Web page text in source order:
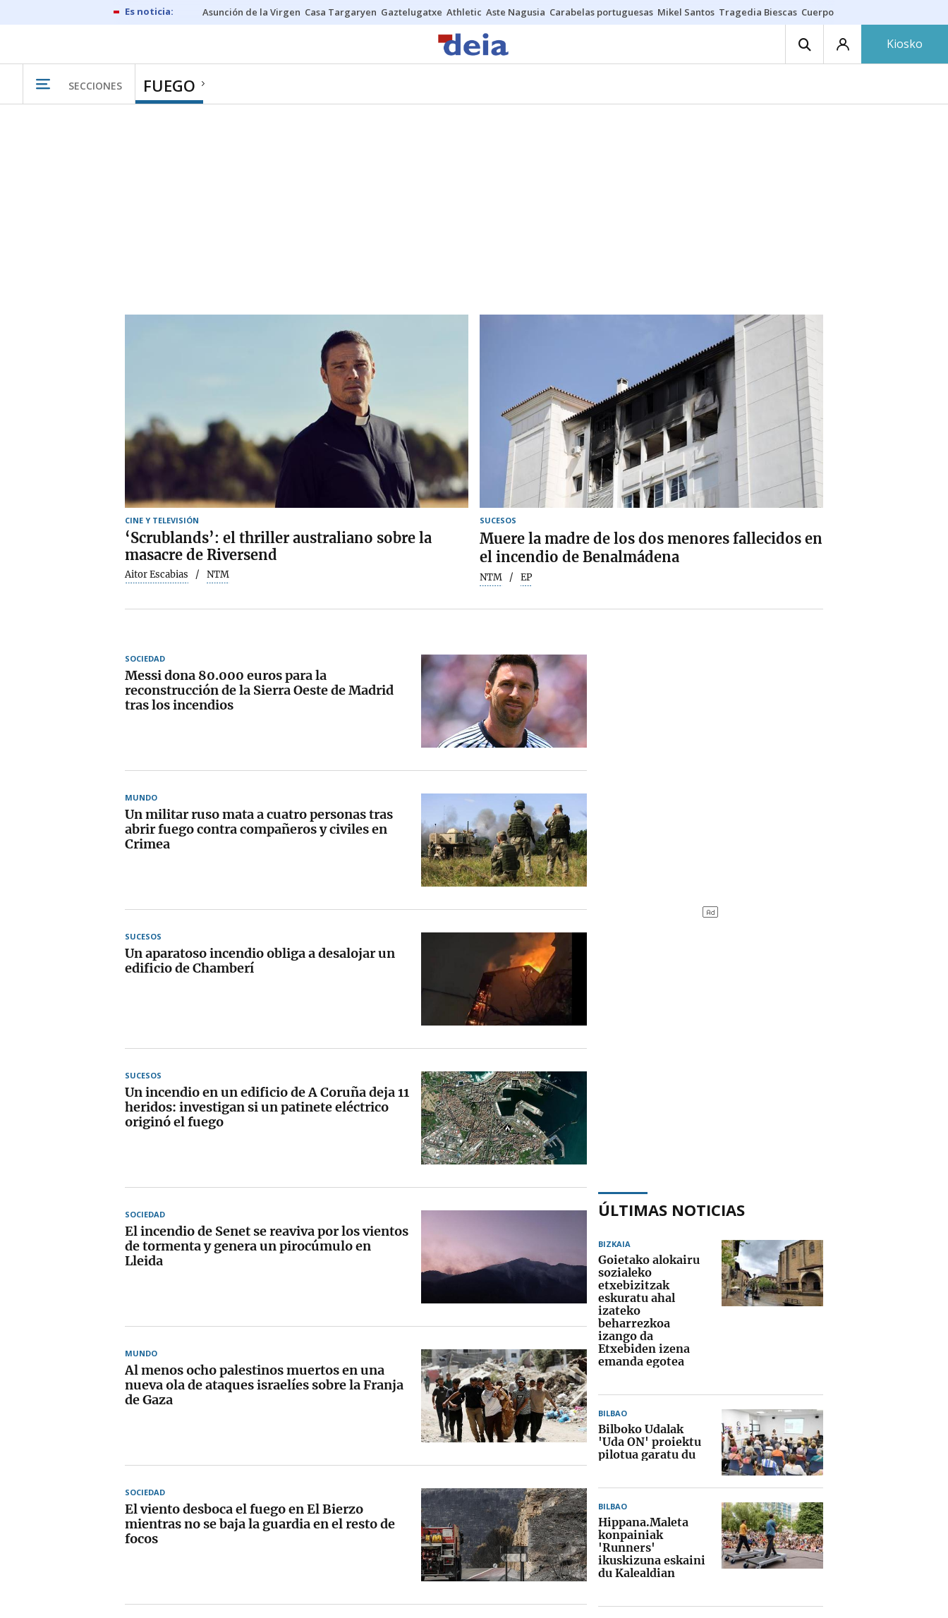
Asunción de la Virgen Casa Targaryen Gaztelugatxe Athletic Aste Nagusia Carabelas portuguesas Mikel Santos Tragedia Biescas Cuerpo ría
Kiosko
SECCIONES FUEGO
CINE Y TELEVISIÓN
‘Scrublands’: el thriller australiano sobre la
masacre de Riversend
Aitor Escabias NTM
SUCESOS
Muere la madre de los dos menores fallecidos en
el incendio de Benalmádena
NTM EP
SOCIEDAD
Messi dona 80.000 euros para la
reconstrucción de la Sierra Oeste de Madrid
tras los incendios
MUNDO
Un militar ruso mata a cuatro personas tras
abrir fuego contra compañeros y civiles en
Crimea
SUCESOS
Un aparatoso incendio obliga a desalojar un
edificio de Chamberí
SUCESOS
Un incendio en un edificio de A Coruña deja 11
heridos: investigan si un patinete eléctrico
originó el fuego
SOCIEDAD
El incendio de Senet se reaviva por los vientos
de tormenta y genera un pirocúmulo en
Lleida
MUNDO
Al menos ocho palestinos muertos en una
nueva ola de ataques israelíes sobre la Franja
de Gaza
SOCIEDAD
El viento desboca el fuego en El Bierzo
mientras no se baja la guardia en el resto de
focos
ÚLTIMAS NOTICIAS
BIZKAIA
Goietako alokairu
sozialeko
etxebizitzak
eskuratu ahal
izateko
beharrezkoa
izango da
Etxebiden izena
emanda egotea
BILBAO
Bilboko Udalak
'Uda ON' proiektu
pilotua garatu du
BILBAO
Hippana.Maleta
konpainiak
'Runners'
ikuskizuna eskaini
du Kalealdian